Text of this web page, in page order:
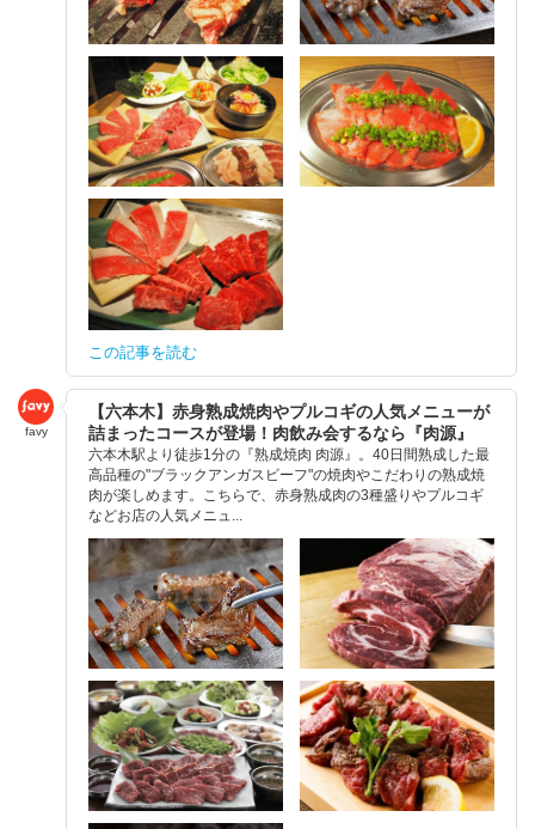
この記事を読む
favy
【六本木】赤身熟成焼肉やプルコギの人気メニューが
詰まったコースが登場！肉飲み会するなら『肉源』
六本木駅より徒歩1分の『熟成焼肉 肉源』。40日間熟成した最
高品種の"ブラックアンガスビーフ"の焼肉やこだわりの熟成焼
肉が楽しめます。こちらで、赤身熟成肉の3種盛りやプルコギ
などお店の人気メニュ...